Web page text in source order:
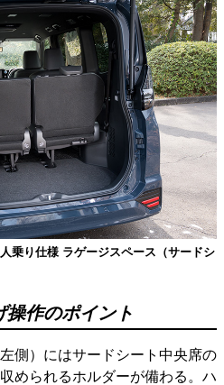
乗り仕様 ラゲージスペース（サードシ
操作のポイント
側）にはサードシート中央席の
められるホルダーが備わる。ハ